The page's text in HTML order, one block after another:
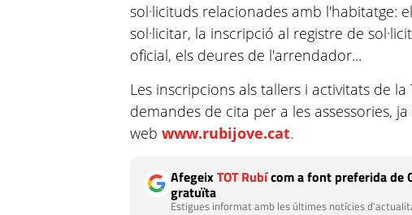
sol·licituds relacionades amb l'habitatge:
sol·licitar, la inscripció al registre de
oficial, els deures de l'arrendador...
Les inscripcions als tallers i activitats de la
demandes de cita per a les assessories,
webwww.rubijove.cat.
AfegeixTOT Rubícom a font preferida de
gratuïta
Estigues informat amb les últimes notícies